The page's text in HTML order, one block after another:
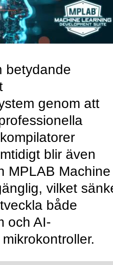
betydande
genom att
blir även
MPLAB Machine
vilket
både
och AI-